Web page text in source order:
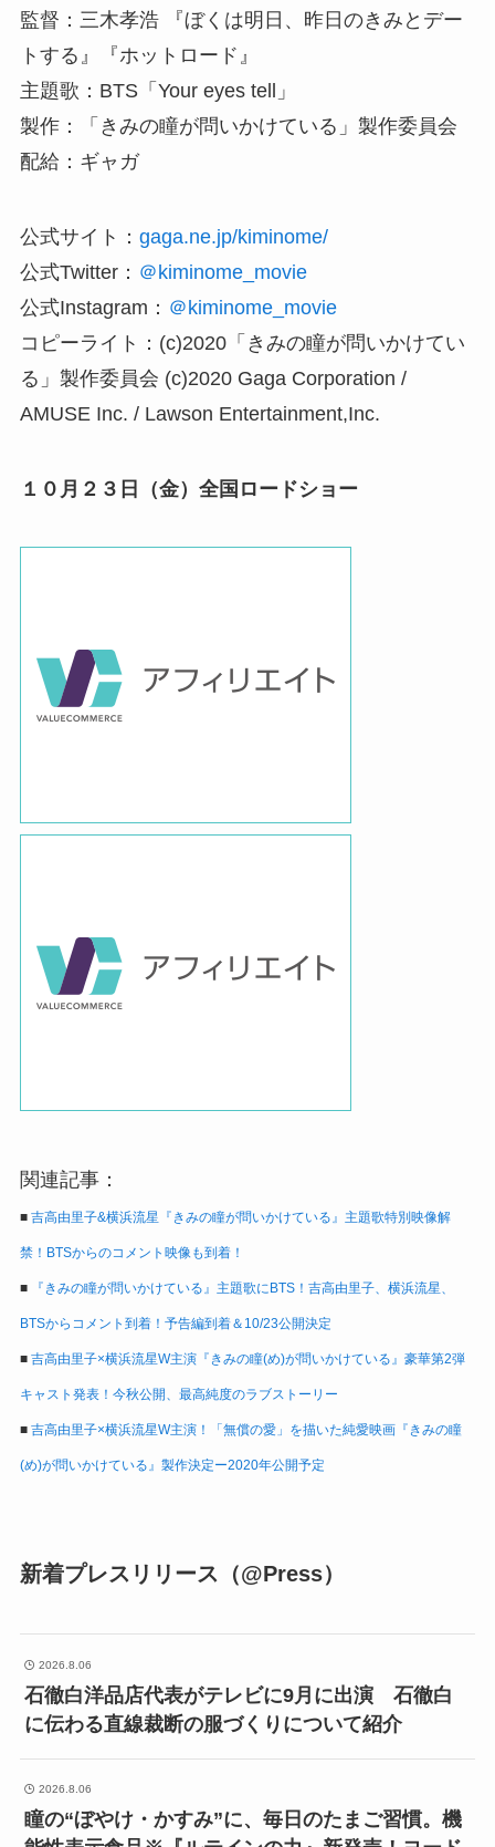
監督：三木孝浩 『ぼくは明日、昨日のきみとデー
トする』『ホットロード』
主題歌：BTS「Your eyes tell」
製作：「きみの瞳が問いかけている」製作委員会
配給：ギャガ
公式サイト： gaga.ne.jp/kiminome/
公式Twitter： ＠kiminome_movie
公式Instagram： ＠kiminome_movie
コピーライト：(c)2020「きみの瞳が問いかけてい
る」製作委員会 (c)2020 Gaga Corporation /
AMUSE Inc. / Lawson Entertainment,Inc.
１０月２３日（金）全国ロードショー
関連記事：
■ 吉高由里子&横浜流星『きみの瞳が問いかけている』主題歌特別映像解
禁！BTSからのコメント映像も到着！
■ 『きみの瞳が問いかけている』主題歌にBTS！吉高由里子、横浜流星、
BTSからコメント到着！予告編到着＆10/23公開決定
■ 吉高由里子×横浜流星W主演『きみの瞳(め)が問いかけている』豪華第2弾
キャスト発表！今秋公開、最高純度のラブストーリー
■ 吉高由里子×横浜流星W主演！「無償の愛」を描いた純愛映画『きみの瞳
(め)が問いかけている』製作決定ー2020年公開予定
新着プレスリリース（@Press）
2026.8.06
石徹白洋品店代表がテレビに9月に出演 石徹白
に伝わる直線裁断の服づくりについて紹介
2026.8.06
瞳の“ぼやけ・かすみ”に、毎日のたまご習慣。機